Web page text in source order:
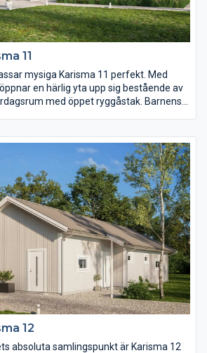
11
mysiga Karisma 11 perfekt. Med
en härlig yta upp sig bestående av
med öppet ryggåstak. Barnens
funktion och hemtrevnad på en lite
12
absoluta samlingspunkt är Karisma 12